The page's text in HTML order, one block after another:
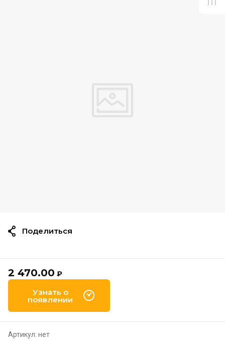
2 470.00 ₽
Узнать о
появлении
Артикул: нет
Поделиться